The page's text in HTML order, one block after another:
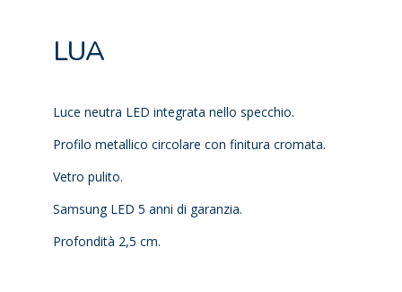
LUA
Luce neutra LED integrata nello specchio.
Profilo metallico circolare con finitura cromata.
Vetro pulito.
Samsung LED 5 anni di garanzia.
Profondità 2,5 cm.